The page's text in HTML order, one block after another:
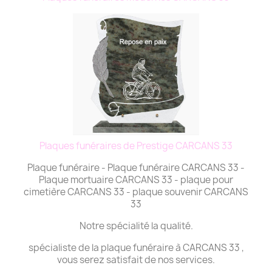
Plaques funéraires de Prestige CARCANS 33
Plaque funéraire - Plaque funéraire CARCANS 33 -
Plaque mortuaire CARCANS 33 - plaque pour
cimetière CARCANS 33 - plaque souvenir CARCANS
33
Notre spécialité la qualité.
spécialiste de la plaque funéraire à CARCANS 33 ,
vous serez satisfait de nos services.